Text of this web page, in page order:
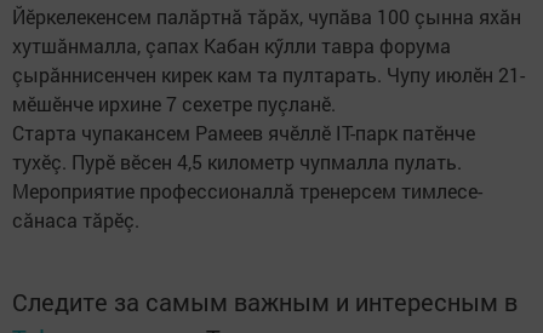
Йӗркелекенсем палăртнă тăрăх, чупăва 100 çынна яхăн
хутшăнмалла, çапах Кабан кӳлли тавра форума
çырăннисенчен кирек кам та пултарать. Чупу июлӗн 21-
мӗшӗнче ирхине 7 сехетре пуçланӗ.
Старта чупакансем Рамеев ячӗллӗ IT-парк патӗнче
тухӗç. Пурӗ вӗсен 4,5 километр чупмалла пулать.
Мероприятие профессионаллă тренерсем тимлесе-
сăнаса тăрӗç.
Следите за самым важным и интересным в